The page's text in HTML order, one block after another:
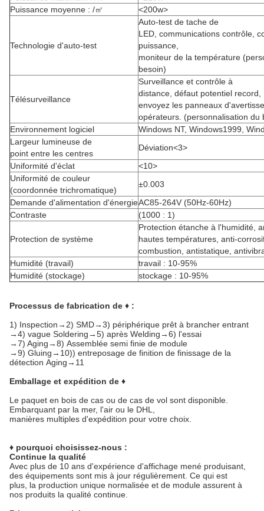
Puissance moyenne : /㎡
<200w>
Technologie d'auto-test
Auto-test de tache de
LED, communications contrôle,
puissance,
moniteur de la température
besoin)
Télésurveillance
Surveillance et contrôle à
distance, défaut potentiel record,
envoyez les panneaux
opérateurs. (personnalisation du
Environnement logiciel
Windows NT, Windows1999,
Largeur lumineuse de
point entre les centres
Déviation<3>
Uniformité d'éclat
<10>
Uniformité de couleur
(coordonnée trichromatique)
±0.003
Demande d'alimentation d'énergieAC85-264V (50Hz-60Hz)
Contraste
(1000 : 1)
Protection de système
Protection étanche à l'humidité,
hautes températures, anti-
combustion, antistatique,
Humidité (travail)
travail : 10-95%
Humidité (stockage)
stockage : 10-95%
Processus de fabrication de ♦ :
1) Inspection→2) SMD→3) périphérique prêt à brancher entrant
→4) vague Soldering→5) après Welding→6) l'essai
→7) Aging→8) Assemblée semi finie de module
→9) Gluing→10)) entreposage de finition de finissage de la
détection Aging→11
Emballage et expédition de ♦
Le paquet en bois de cas ou de cas de vol sont disponible.
Embarquant par la mer, l'air ou le DHL,
manières multiples d'expédition pour votre choix.
♦ pourquoi choisissez-nous :
Continue la qualité
Avec plus de 10 ans d'expérience d'affichage mené produisant,
des équipements sont mis à jour régulièrement. Ce qui est
plus, la production unique normalisée et de module assurent à
nos produits la qualité continue.